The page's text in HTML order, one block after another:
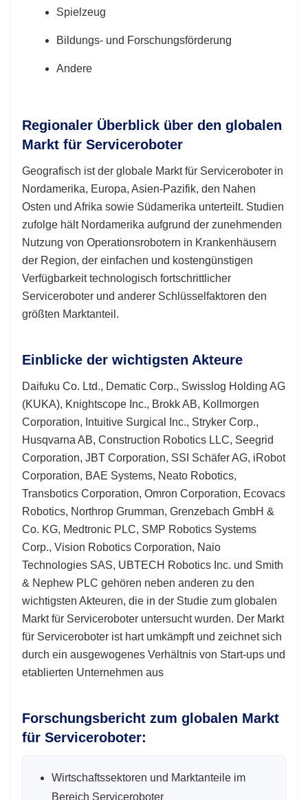
Spielzeug
Bildungs- und Forschungsförderung
Andere
Regionaler Überblick über den globalen
Markt für Serviceroboter
Geografisch ist der globale Markt für Serviceroboter in
Nordamerika, Europa, Asien-Pazifik, den Nahen
Osten und Afrika sowie Südamerika unterteilt. Studien
zufolge hält Nordamerika aufgrund der zunehmenden
Nutzung von Operationsrobotern in Krankenhäusern
der Region, der einfachen und kostengünstigen
Verfügbarkeit technologisch fortschrittlicher
Serviceroboter und anderer Schlüsselfaktoren den
größten Marktanteil.
Einblicke der wichtigsten Akteure
Daifuku Co. Ltd., Dematic Corp., Swisslog Holding AG
(KUKA), Knightscope Inc., Brokk AB, Kollmorgen
Corporation, Intuitive Surgical Inc., Stryker Corp.,
Husqvarna AB, Construction Robotics LLC, Seegrid
Corporation, JBT Corporation, SSI Schäfer AG, iRobot
Corporation, BAE Systems, Neato Robotics,
Transbotics Corporation, Omron Corporation, Ecovacs
Robotics, Northrop Grumman, Grenzebach GmbH &
Co. KG, Medtronic PLC, SMP Robotics Systems
Corp., Vision Robotics Corporation, Naio
Technologies SAS, UBTECH Robotics Inc. und Smith
& Nephew PLC gehören neben anderen zu den
wichtigsten Akteuren, die in der Studie zum globalen
Markt für Serviceroboter untersucht wurden. Der Markt
für Serviceroboter ist hart umkämpft und zeichnet sich
durch ein ausgewogenes Verhältnis von Start-ups und
etablierten Unternehmen aus
Forschungsbericht zum globalen Markt
für Serviceroboter:
Wirtschaftssektoren und Marktanteile im
Bereich Serviceroboter